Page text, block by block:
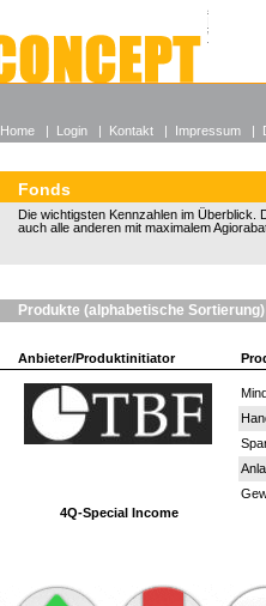
Alle
Wieso
Fonds
Die wichtigsten Kennzahlen im Überblick.
auch alle anderen mit maximalem
Produkte (alphabetische Sortierung)
Anbieter/Produktinitiator
4Q-Special Income
Home | Login | Kontakt | Impressum |